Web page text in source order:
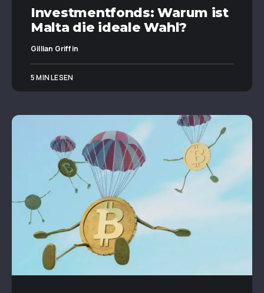
Investmentfonds: Warum ist
Malta die ideale Wahl?
Gillian Griffin
5 MIN LESEN